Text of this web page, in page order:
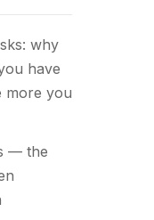
why
have
more you
— the